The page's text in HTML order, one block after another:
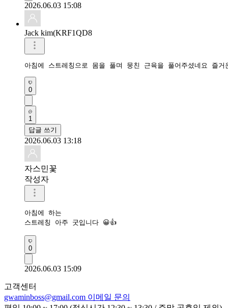
2026.06.03 15:08
Jack kim(KRF1QD8
아침에 스트레칭으로 몸을 풀며 뭉친 근육을 풀어주셨네요 즐
0
1
답글 쓰기
2026.06.03 13:18
자스민꽃
작성자
아침에 하는
스트레칭 아주 굿입니다 😀👍
0
2026.06.03 15:09
고객센터
gwaminboss@gmail.com 이메일 문의